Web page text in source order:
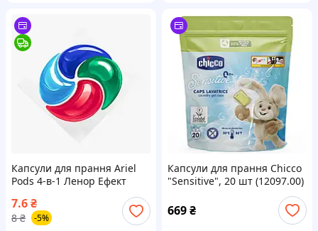
Капсули для прання Ariel
Pods 4-в-1 Ленор Ефект
7.6₴
8 ₴ -5%
Капсули для прання Chicco
"Sensitive", 20 шт (12097.00)
669₴